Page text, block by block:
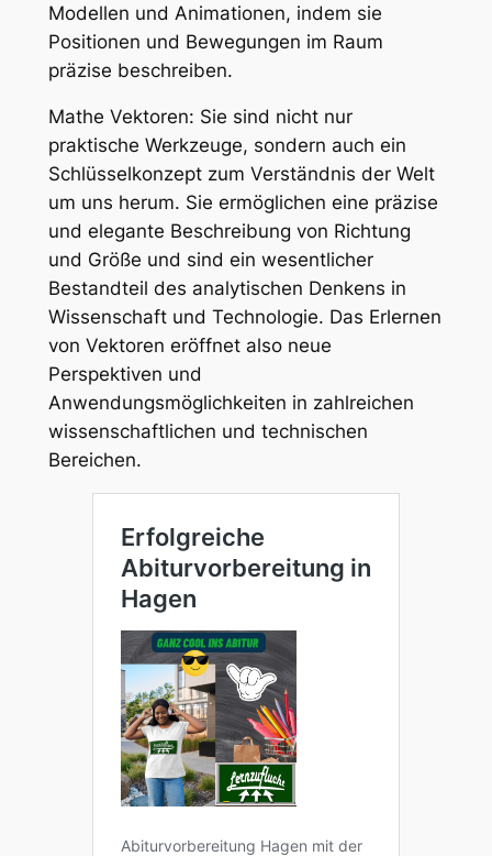
Modellen und Animationen, indem sie
Positionen und Bewegungen im Raum
präzise beschreiben.
Mathe Vektoren: Sie sind nicht nur
praktische Werkzeuge, sondern auch ein
Schlüsselkonzept zum Verständnis der Welt
um uns herum. Sie ermöglichen eine präzise
und elegante Beschreibung von Richtung
und Größe und sind ein wesentlicher
Bestandteil des analytischen Denkens in
Wissenschaft und Technologie. Das Erlernen
von Vektoren eröffnet also neue
Perspektiven und
Anwendungsmöglichkeiten in zahlreichen
wissenschaftlichen und technischen
Bereichen.